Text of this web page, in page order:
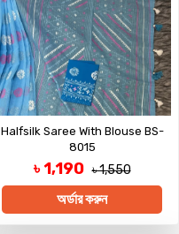
Halfsilk Saree With Blouse BS-
8015
৳ 1,190 ৳ 1,550
অর্ডার করুন